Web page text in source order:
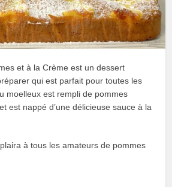
et à la Crème est un dessert
qui est parfait pour toutes les
moelleux est rempli de pommes
est nappé d’une délicieuse sauce à la
à tous les amateurs de pommes